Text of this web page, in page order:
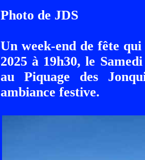
Photo de JDS
Un week-end de fête
2025 à 19h30, le
au Piquage des
ambiance festive.